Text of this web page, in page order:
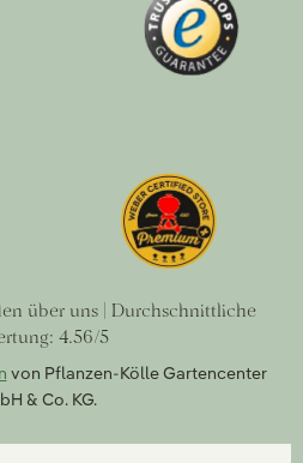
über uns | Durchschnittliche
4.56/5
von Pflanzen-Kölle Gartencenter
& Co. KG.